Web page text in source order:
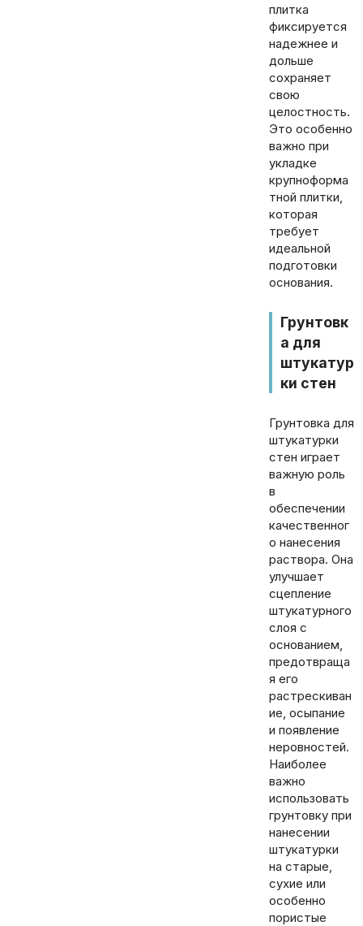
плитка
фиксируется
надежнее и
дольше
сохраняет
свою
целостность.
Это особенно
важно при
укладке
крупноформа
тной плитки,
которая
требует
идеальной
подготовки
основания.
Грунтовк
а для
штукатур
ки стен
Грунтовка для
штукатурки
стен играет
важную роль
в
обеспечении
качественног
о нанесения
раствора. Она
улучшает
сцепление
штукатурного
слоя с
основанием,
предотвраща
я его
растрескиван
ие, осыпание
и появление
неровностей.
Наиболее
важно
использовать
грунтовку при
нанесении
штукатурки
на старые,
сухие или
особенно
пористые